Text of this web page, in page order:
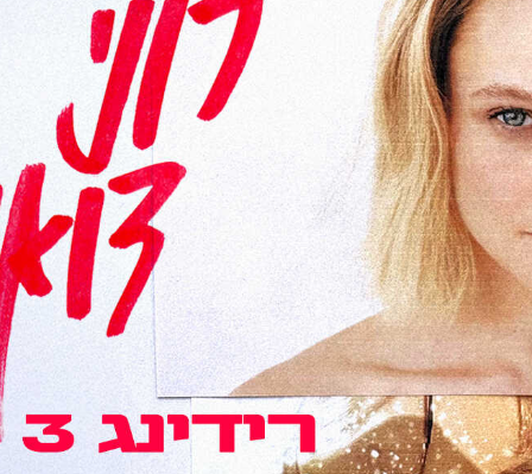
רוני
דואני